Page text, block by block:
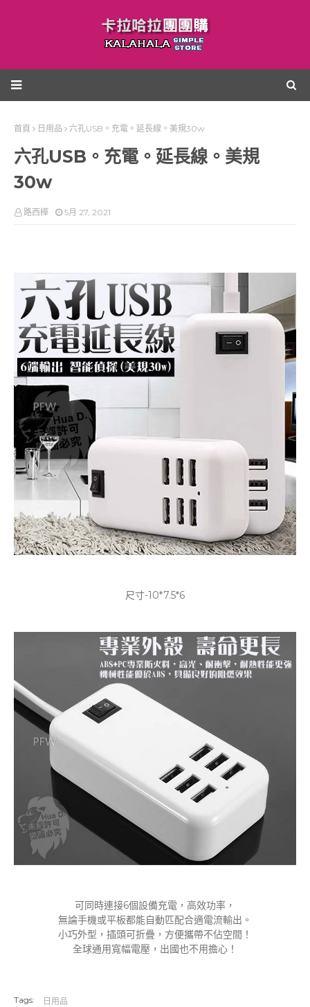
首頁 日用品 六孔USB。充電。延長線。美規30w
六孔USB。充電。延長線。美規
30w
路西樺 5月 27, 2021
尺寸-10*7.5*6
可同時連接6個設備充電，高效功率，
無論手機或平板都能自動匹配合適電流輸出。
小巧外型，插頭可折疊，方便攜帶不佔空間！
全球通用寬幅電壓，出國也不用擔心！
Tags: 日用品